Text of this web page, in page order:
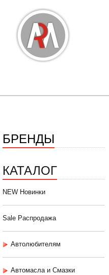
БРЕНДЫ
КАТАЛОГ
NEW Новинки
Sale Распродажа
Автолюбителям
Автомасла и Смазки